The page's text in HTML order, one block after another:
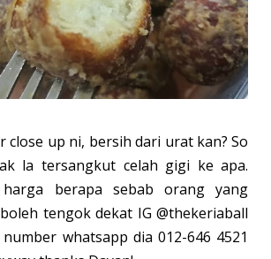
close up ni, bersih dari urat kan? So
la tersangkut celah gigi ke apa.
harga berapa sebab orang yang
tengok dekat IG @thekeriaball
whatsapp dia 012-646 4521